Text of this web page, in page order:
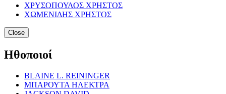
ΧΡΥΣΟΠΟΥΛΟΣ ΧΡΗΣΤΟΣ
ΧΩΜΕΝΙΔΗΣ ΧΡΗΣΤΟΣ
Close
Ηθοποιοί
BLAINE L. REININGER
ΜΠΑΡΟΥΤΑ ΗΛΕΚΤΡΑ